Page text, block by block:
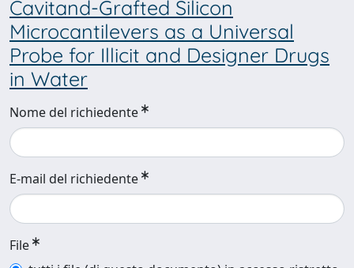
Cavitand-Grafted Silicon
Microcantilevers as a Universal
Probe for Illicit and Designer Drugs
in Water
Nome del richiedente
E-mail del richiedente
File